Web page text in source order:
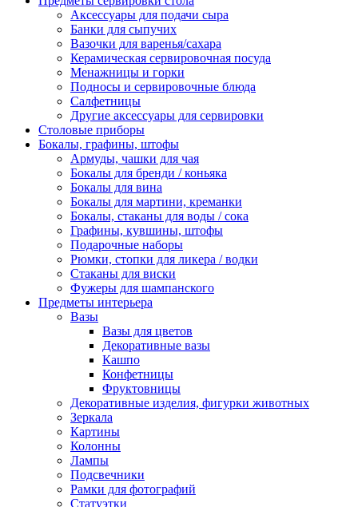
Аксессуары для подачи сыра
Банки для сыпучих
Вазочки для варенья/сахара
Керамическая сервировочная посуда
Менажницы и горки
Подносы и сервировочные блюда
Салфетницы
Другие аксессуары для сервировки
Столовые приборы
Бокалы, графины, штофы
Армуды, чашки для чая
Бокалы для бренди / коньяка
Бокалы для вина
Бокалы для мартини, креманки
Бокалы, стаканы для воды / сока
Графины, кувшины, штофы
Подарочные наборы
Рюмки, стопки для ликера / водки
Стаканы для виски
Фужеры для шампанского
Предметы интерьера
Вазы
Вазы для цветов
Декоративные вазы
Кашпо
Конфетницы
Фруктовницы
Декоративные изделия, фигурки животных
Зеркала
Картины
Колонны
Лампы
Подсвечники
Рамки для фотографий
Статуэтки